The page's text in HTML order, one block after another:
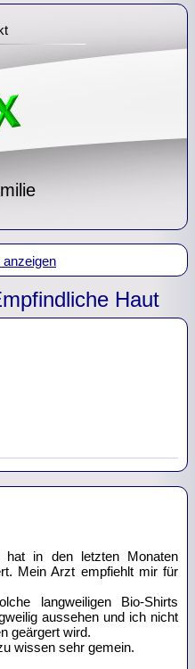
anzeigen
Haut
hat in den letzten Monaten
Mein Arzt empfiehlt mir für
langweiligen Bio-Shirts
aussehen und ich nicht
geärgert wird.
wissen sehr gemein.